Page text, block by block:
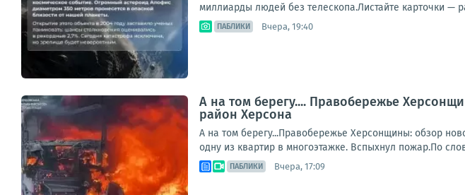
миллиарды людей без телескопа.Листайте карточки —
ПАБЛИКИ Вчера, 19:40
А на том берегу.... Правобережье
район Херсона
А на том берегу...Правобережье Херсонщины: обзор
одну из квартир в многоэтажке. Вспыхнул пожар.По
ПАБЛИКИ Вчера, 17:09